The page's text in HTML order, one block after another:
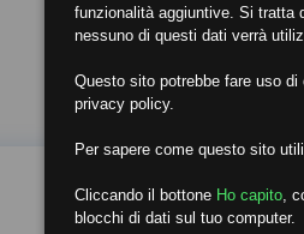
funzionalità aggiuntive. Si
nessuno di questi dati verrà
Questo sito potrebbe fare uso
privacy policy.
Per sapere come questo sito
Cliccando il bottone Ho capito
blocchi di dati sul tuo computer.